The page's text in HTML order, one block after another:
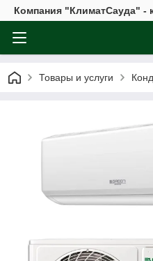
Компания "КлиматСауда" -
Товары и услуги